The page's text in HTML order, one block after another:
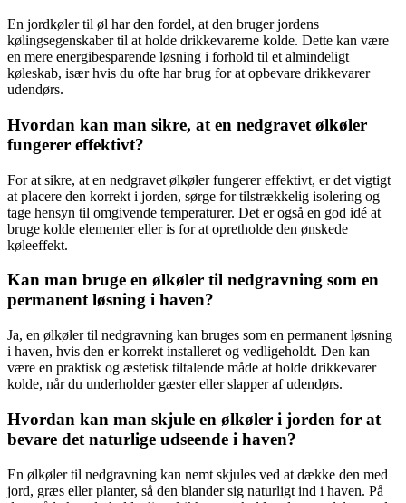
En jordkøler til øl har den fordel, at den bruger jordens
kølingsegenskaber til at holde drikkevarerne kolde. Dette kan være
en mere energibesparende løsning i forhold til et almindeligt
køleskab, især hvis du ofte har brug for at opbevare drikkevarer
udendørs.
Hvordan kan man sikre, at en nedgravet ølkøler
fungerer effektivt?
For at sikre, at en nedgravet ølkøler fungerer effektivt, er det vigtigt
at placere den korrekt i jorden, sørge for tilstrækkelig isolering og
tage hensyn til omgivende temperaturer. Det er også en god idé at
bruge kolde elementer eller is for at opretholde den ønskede
køleeffekt.
Kan man bruge en ølkøler til nedgravning som en
permanent løsning i haven?
Ja, en ølkøler til nedgravning kan bruges som en permanent løsning
i haven, hvis den er korrekt installeret og vedligeholdt. Den kan
være en praktisk og æstetisk tiltalende måde at holde drikkevarer
kolde, når du underholder gæster eller slapper af udendørs.
Hvordan kan man skjule en ølkøler i jorden for at
bevare det naturlige udseende i haven?
En ølkøler til nedgravning kan nemt skjules ved at dække den med
jord, græs eller planter, så den blander sig naturligt ind i haven. På